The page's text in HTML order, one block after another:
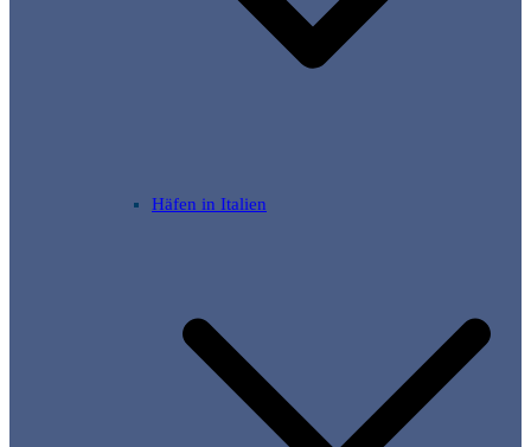
Häfen in Italien